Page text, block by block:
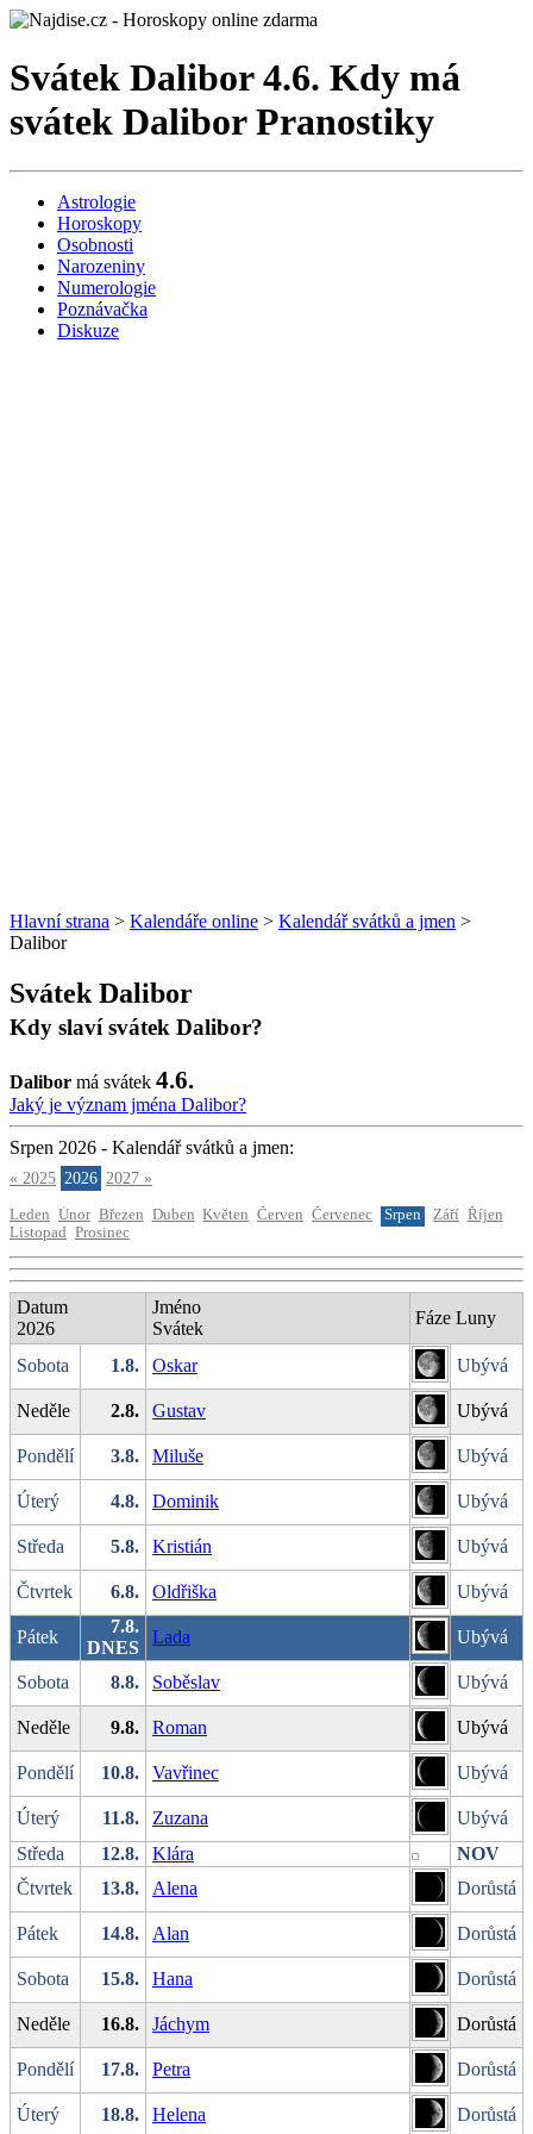
Svátek Dalibor 4.6. Kdy má
svátek Dalibor Pranostiky
Astrologie
Horoskopy
Osobnosti
Narozeniny
Numerologie
Poznávačka
Diskuze
Hlavní strana > Kalendáře online > Kalendář svátků a jmen >
Dalibor
Svátek Dalibor
Kdy slaví svátek Dalibor?
Dalibor má svátek 4.6.
Jaký je význam jména Dalibor?
Srpen 2026 - Kalendář svátků a jmen:
« 2025 2026 2027 »
Leden Únor Březen Duben Květen Červen Červenec Srpen Září Říjen
Listopad Prosinec
Datum
2026
Jméno
Svátek
Fáze Luny
Sobota 1.8. Oskar Ubývá
Neděle 2.8. Gustav Ubývá
Pondělí 3.8. Miluše Ubývá
Úterý 4.8. Dominik Ubývá
Středa 5.8. Kristián Ubývá
Čtvrtek 6.8. Oldřiška Ubývá
Pátek
7.8.
DNES
Lada Ubývá
Sobota 8.8. Soběslav Ubývá
Neděle 9.8. Roman Ubývá
Pondělí 10.8. Vavřinec Ubývá
Úterý 11.8. Zuzana
Ubývá
Středa
12.8. Klára
NOV
Čtvrtek
13.8. Alena Dorůstá
Pátek 14.8. Alan Dorůstá
Sobota 15.8. Hana Dorůstá
Neděle 16.8. Jáchym Dorůstá
Pondělí 17.8. Petra Dorůstá
Úterý 18.8. Helena Dorůstá